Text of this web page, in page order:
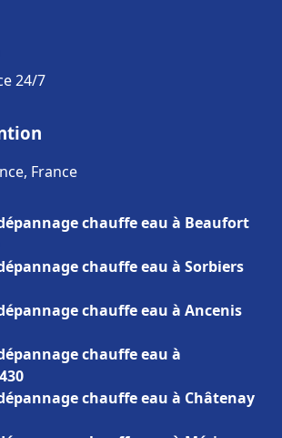
24/7
France
chauffe eau à Beaufort
chauffe eau à Sorbiers
chauffe eau à Ancenis
chauffe eau à
chauffe eau à Châtenay